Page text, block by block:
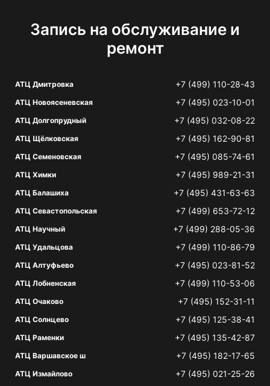
Запись на обслуживание и
ремонт
АТЦ Дмитровка +7 (499) 110-28-43
АТЦ Новоясеневская +7 (495) 023-10-01
АТЦ Долгопрудный +7 (495) 032-08-22
АТЦ Щёлковская +7 (495) 162-90-81
АТЦ Семеновская +7 (495) 085-74-61
АТЦ Химки +7 (495) 989-21-31
АТЦ Балашиха +7 (495) 431-63-63
АТЦ Севастопольская +7 (499) 653-72-12
АТЦ Научный +7 (499) 288-05-36
АТЦ Удальцова +7 (499) 110-86-79
АТЦ Алтуфьево +7 (495) 023-81-52
АТЦ Лобненская +7 (499) 110-53-06
АТЦ Очаково +7 (495) 152-31-11
АТЦ Солнцево +7 (495) 125-38-41
АТЦ Раменки +7 (495) 135-42-87
АТЦ Варшавское ш +7 (495) 182-17-65
АТЦ Измайлово +7 (495) 021-25-26